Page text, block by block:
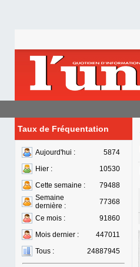
Taux de Fréquentation
Aujourd'hui :
5874
Hier :
10530
Cette semaine :
79488
Semaine
dernière :
77368
Ce mois :
91860
Mois dernier :
447011
Tous :
24887945